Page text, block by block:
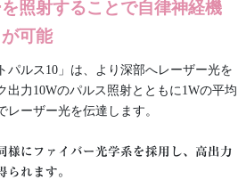
照射することで自律神経機
可能
パルス10」は、より深部へレーザー光を
出力10Wのパルス照射とともに1Wの平均
レーザー光を伝達します。
様にファイバー光学系を採用し、高出力
られます。